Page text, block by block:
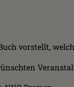
vorstellt,